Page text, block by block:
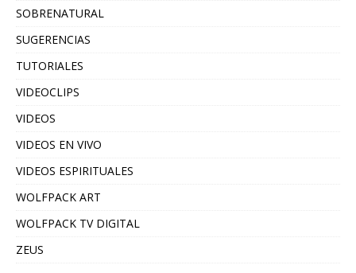
SOBRENATURAL
SUGERENCIAS
TUTORIALES
VIDEOCLIPS
VIDEOS
VIDEOS EN VIVO
VIDEOS ESPIRITUALES
WOLFPACK ART
WOLFPACK TV DIGITAL
ZEUS